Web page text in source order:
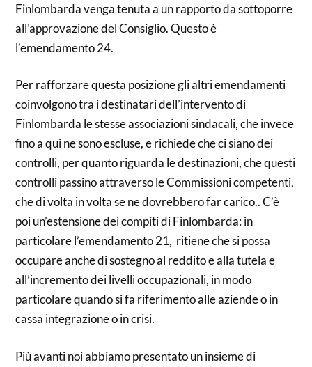
Finlombarda venga tenuta a un rapporto da sottoporre
all’approvazione del Consiglio. Questo è
l’emendamento 24.
Per rafforzare questa posizione gli altri emendamenti
coinvolgono tra i destinatari dell’intervento di
Finlombarda le stesse associazioni sindacali, che invece
fino a qui ne sono escluse, e richiede che ci siano dei
controlli, per quanto riguarda le destinazioni, che questi
controlli passino attraverso le Commissioni competenti,
che di volta in volta se ne dovrebbero far carico.. C’è
poi un’estensione dei compiti di Finlombarda: in
particolare l’emendamento 21, ritiene che si possa
occupare anche di sostegno al reddito e alla tutela e
all’incremento dei livelli occupazionali, in modo
particolare quando si fa riferimento alle aziende o in
cassa integrazione o in crisi.
Più avanti noi abbiamo presentato un insieme di